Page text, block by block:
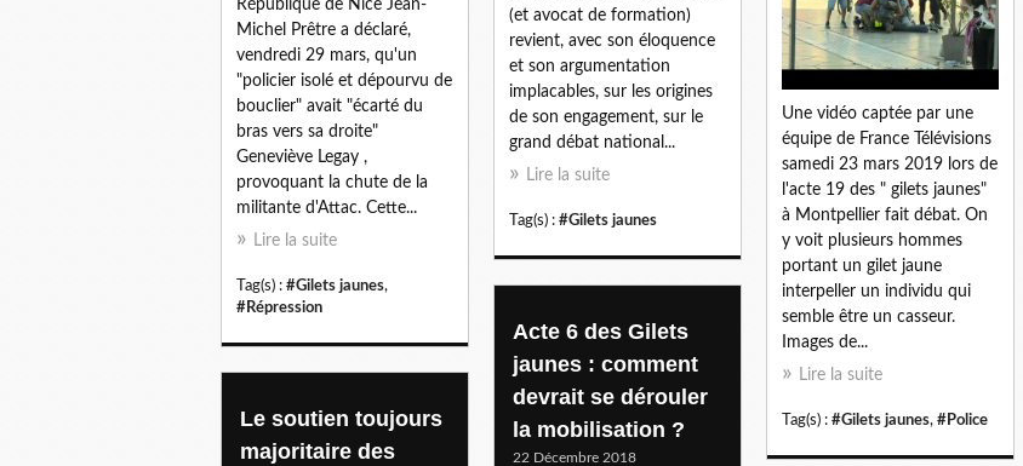
(et avocat de formation)
revient, avec son éloquence
et son argumentation
implacables, sur les origines
de son engagement, sur le
grand débat national...
Lire la suite
Tag(s) : #Gilets jaunes
République de Nice Jean-
Michel Prêtre a déclaré,
vendredi 29 mars, qu'un
"policier isolé et dépourvu de
bouclier" avait "écarté du
bras vers sa droite"
Geneviève Legay ,
provoquant la chute de la
militante d'Attac. Cette...
Lire la suite
Tag(s) : #Gilets jaunes,
#Répression
Une vidéo captée par une
équipe de France Télévisions
samedi 23 mars 2019 lors de
l'acte 19 des " gilets jaunes"
à Montpellier fait débat. On
y voit plusieurs hommes
portant un gilet jaune
interpeller un individu qui
semble être un casseur.
Images de...
Lire la suite
Tag(s) : #Gilets jaunes, #Police
Acte 6 des Gilets
jaunes : comment
devrait se dérouler
la mobilisation ?
22 Décembre 2018
Le soutien toujours
majoritaire des